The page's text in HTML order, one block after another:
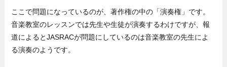
ここで問題になっているのが、著作権の中の「演奏権」です。
音楽教室のレッスンでは先生や生徒が演奏するわけですが、報
道によるとJASRACが問題にしているのは音楽教室の先生によ
る演奏のようです。